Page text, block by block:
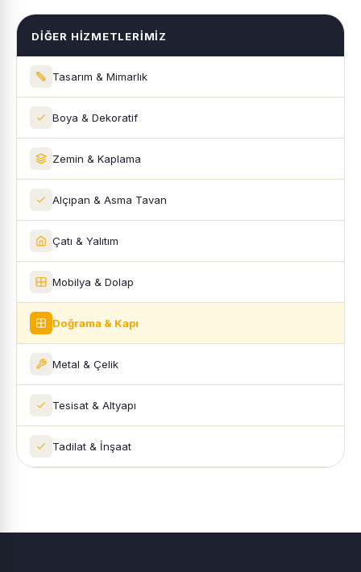
DIĞER HIZMETLERIMIZ
Tasarım & Mimarlık
Boya & Dekoratif
Zemin & Kaplama
Alçıpan & Asma Tavan
Çatı & Yalıtım
Mobilya & Dolap
Doğrama & Kapı
Metal & Çelik
Tesisat & Altyapı
Tadilat & İnşaat